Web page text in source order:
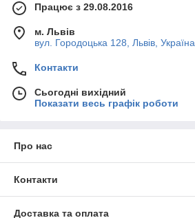
Працює з 29.08.2016
м. Львів
вул. Городоцька 128, Львів, Україна
Контакти
Сьогодні вихідний
Показати весь графік роботи
Про нас
Контакти
Доставка та оплата